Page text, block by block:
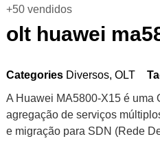
+50 vendidos
olt huawei
Categories Diversos, OLT
A Huawei MA5800-X15 é uma
agregação de serviços
e migração para SDN (Rede